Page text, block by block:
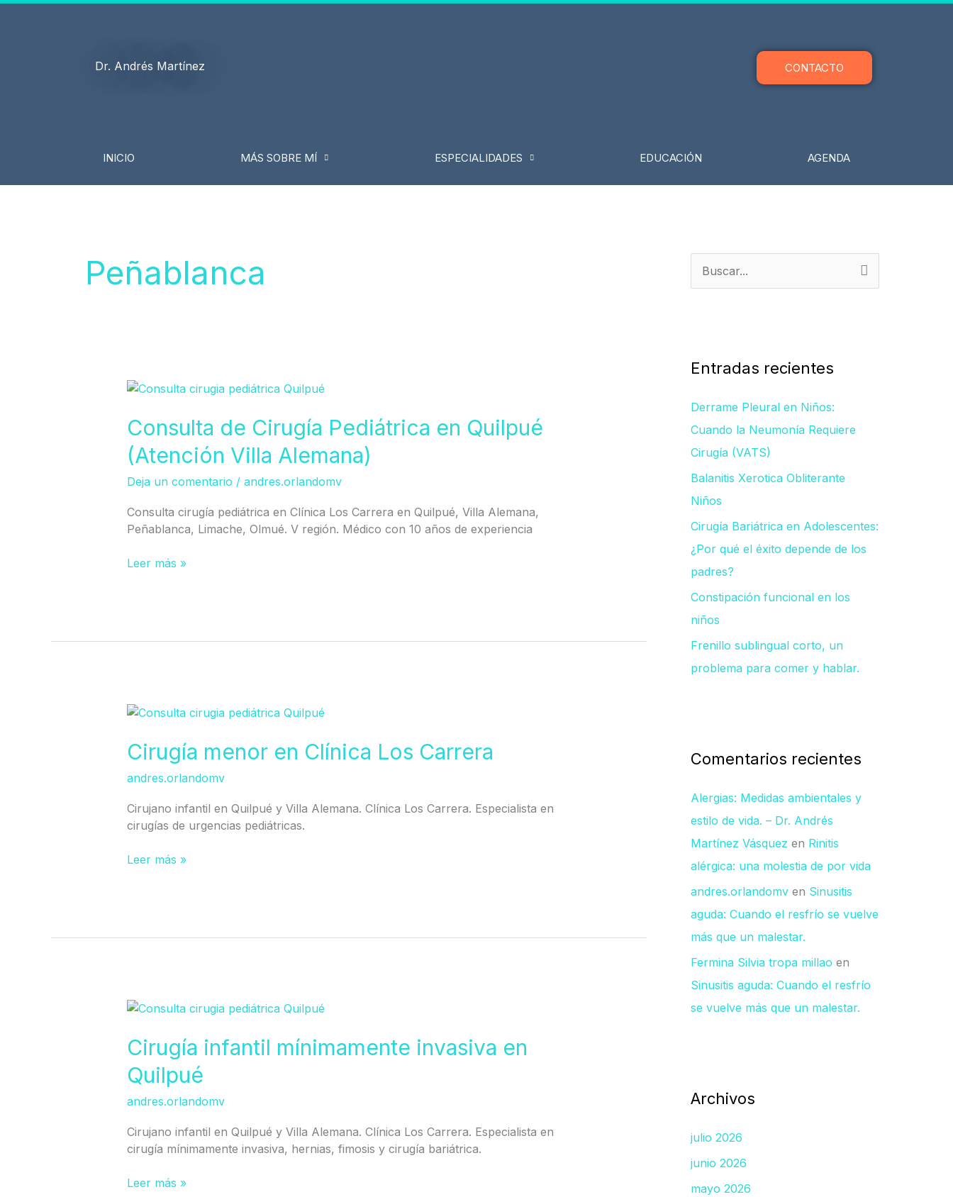
Ir
Dr. Andrés Martínez
CONTACTO
INICIO MÁS SOBRE MÍ ESPECIALIDADES EDUCACIÓN AGENDA
Peñablanca
Consulta de Cirugía Pediátrica en Quilpué
(Atención Villa Alemana)
Deja un comentario / andres.orlandomv
Consulta cirugía pediátrica en Clínica Los Carrera en Quilpué, Villa Alemana,
Peñablanca, Limache, Olmué. V región. Médico con 10 años de experiencia
Consulta
Cirugía
Pediátrica
en
(Atención
Villa
Alemana)
Leer más »
Cirugía menor en Clínica Los Carrera
andres.orlandomv
Cirujano infantil en Quilpué y Villa Alemana. Clínica Los Carrera. Especialista en
cirugías de urgencias pediátricas.
Cirugía
en
Clínica
Los
Leer más »
Cirugía infantil mínimamente invasiva en
Quilpué
andres.orlandomv
Cirujano infantil en Quilpué y Villa Alemana. Clínica Los Carrera. Especialista en
cirugía mínimamente invasiva, hernias, fimosis y cirugía bariátrica.
Cirugía
mínimamente
invasiva
en
Leer más »
a
p
o
r
:
Entradas recientes
Derrame Pleural en Niños:
Cuando la Neumonía Requiere
Cirugía (VATS)
Balanitis Xerotica Obliterante
Niños
Cirugía Bariátrica en Adolescentes:
¿Por qué el éxito depende de los
padres?
Constipación funcional en los
niños
Frenillo sublingual corto, un
problema para comer y hablar.
Comentarios recientes
Alergias: Medidas ambientales y
estilo de vida. – Dr. Andrés
Martínez Vásquez en Rinitis
alérgica: una molestia de por vida
andres.orlandomv en Sinusitis
aguda: Cuando el resfrío se vuelve
más que un malestar.
Fermina Silvia tropa millao en
Sinusitis aguda: Cuando el resfrío
se vuelve más que un malestar.
Archivos
julio 2026
junio 2026
mayo 2026